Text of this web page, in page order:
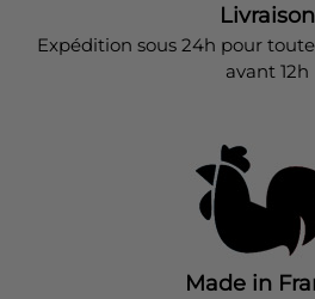
Livraison
Expédition sous 24h pour
avant 12h
Made in